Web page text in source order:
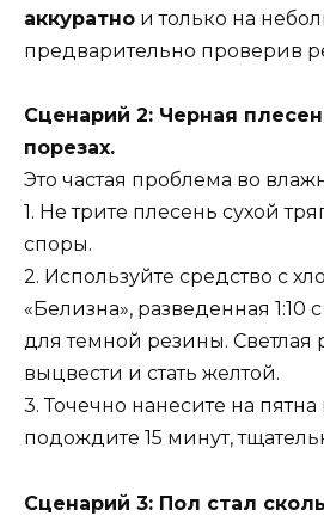
аккуратно и только на
предварительно проверив
Сценарий 2: Черная
порезах.
Это частая проблема во
1. Не трите плесень сухой
споры.
2. Используйте средство с
«Белизна», разведенная 1:10
для темной резины. Светлая
выцвести и стать желтой.
3. Точечно нанесите на
подождите 15 минут,
Сценарий 3: Пол стал